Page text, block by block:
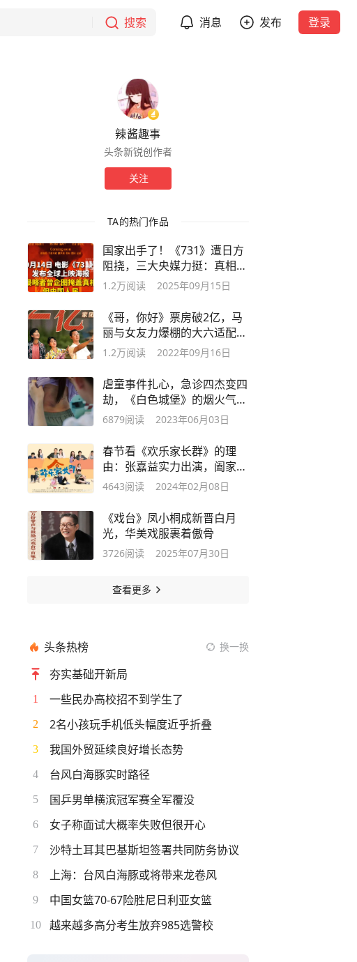
搜索 消息 发布 登录
辣酱趣事
头条新锐创作者
关注
TA的热门作品
国家出手了！《731》遭日方
阻挠，三大央媒力挺：真相绝
不让抹掉
1.2万阅读 2025年09月15日
《哥，你好》票房破2亿，马
丽与女友力爆棚的大六适配度
极高
1.2万阅读 2022年09月16日
虐童事件扎心，急诊四杰变四
劫，《白色城堡》的烟火气好
暖心
6879阅读 2023年06月03日
春节看《欢乐家长群》的理
由：张嘉益实力出演，阖家欢
乐谁不爱？
4643阅读 2024年02月08日
《戏台》凤小桐成新晋白月
光，华美戏服裹着傲骨
3726阅读 2025年07月30日
查看更多
头条热榜 换一换
夯实基础开新局
1 一些民办高校招不到学生了
2 2名小孩玩手机低头幅度近乎折叠
3 我国外贸延续良好增长态势
4 台风白海豚实时路径
5 国乒男单横滨冠军赛全军覆没
6 女子称面试大概率失败但很开心
7 沙特土耳其巴基斯坦签署共同防务协议
8 上海：台风白海豚或将带来龙卷风
9 中国女篮70-67险胜尼日利亚女篮
10 越来越多高分考生放弃985选警校